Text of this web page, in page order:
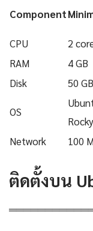
Component
CPU
2
RAM
4 GB
Disk
50
OS
Network 100
ติดตั้งบน